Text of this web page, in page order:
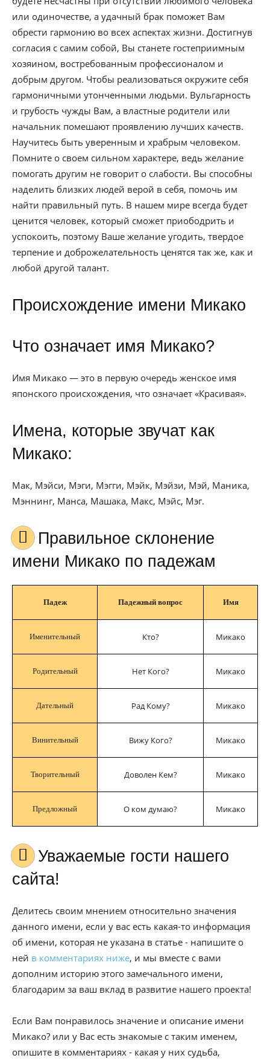
или одиночестве, а удачный брак поможет Вам
обрести гармонию во всех аспектах жизни. Достигнув
согласия с самим собой, Вы станете гостеприимным
хозяином, востребованным профессионалом и
добрым другом. Чтобы реализоваться окружите себя
гармоничными утонченными людьми. Вульгарность
и грубость чужды Вам, а властные родители или
начальник помешают проявлению лучших качеств.
Научитесь быть уверенным и храбрым человеком.
Помните о своем сильном характере, ведь желание
помогать другим не говорит о слабости. Вы способны
наделить близких людей верой в себя, помочь им
найти правильный путь. В нашем мире всегда будет
ценится человек, который сможет приободрить и
успокоить, поэтому Ваше желание угодить, твердое
терпение и доброжелательность ценятся так же, как и
любой другой талант.
Происхождение имени Микако
Что означает имя Микако?
Имя Микако — это в первую очередь женское имя
японского происхождения, что означает «Красивая».
Имена, которые звучат как
Микако:
Мак, Мэйси, Мэги, Мэгги, Мэйк, Мэйзи, Мэй, Маника,
Мэннинг, Манса, Машака, Макс, Мэйс, Мэг.
Правильное склонение
имени Микако по падежам
Падеж Падежный вопрос Имя
Именительный Кто? Микако
Родительный Нет Кого? Микако
Дательный Рад Кому? Микако
Винительный Вижу Кого? Микако
Творительный Доволен Кем? Микако
Предложный О ком думаю? Микако
Уважаемые гости нашего
сайта!
Делитесь своим мнением относительно значения
данного имени, если у вас есть какая-то информация
об имени, которая не указана в статье - напишите о
ней в комментариях ниже, и мы вместе с вами
дополним историю этого замечального имени,
благодарим за ваш вклад в развитие нашего проекта!
Если Вам понравилось значение и описание имени
Микако? или у Вас есть знакомые с таким именем,
опишите в комментариях - какая у них судьба,